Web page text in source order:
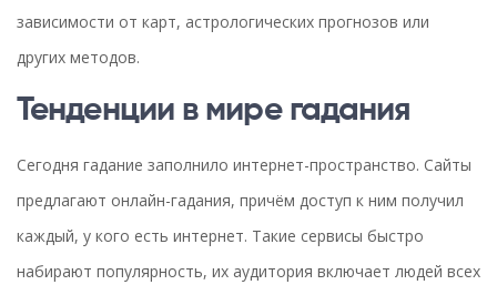
зависимости от карт, астрологических прогнозов или
других методов.
Тенденции в мире гадания
Сегодня гадание заполнило интернет-пространство. Сайты
предлагают онлайн-гадания, причём доступ к ним получил
каждый, у кого есть интернет. Такие сервисы быстро
набирают популярность, их аудитория включает людей всех